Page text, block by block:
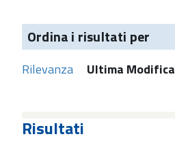
Ordina i risultati per
Rilevanza Ultima Modifica
Risultati